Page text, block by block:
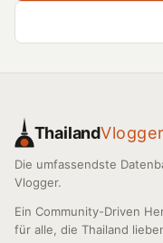
Thailand
Die umfassendste
Vlogger.
Ein Community-Driven
für alle, die Thailand